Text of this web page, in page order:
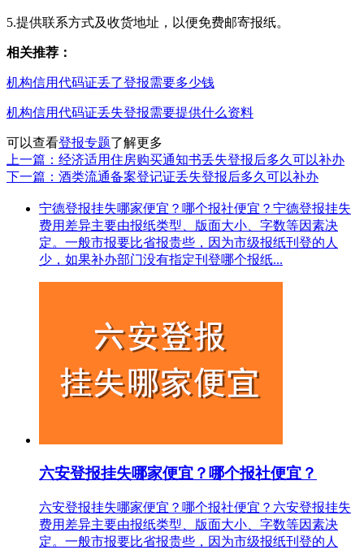
5.提供联系方式及收货地址，以便免费邮寄报纸。
相关推荐：
机构信用代码证丢了登报需要多少钱
机构信用代码证丢失登报需要提供什么资料
可以查看登报专题了解更多
上一篇：经济适用住房购买通知书丢失登报后多久可以补办
下一篇：酒类流通备案登记证丢失登报后多久可以补办
宁德登报挂失哪家便宜？哪个报社便宜？宁德登报挂失
费用差异主要由报纸类型、版面大小、字数等因素决
定。一般市报要比省报贵些，因为市级报纸刊登的人
少，如果补办部门没有指定刊登哪个报纸...
六安登报挂失哪家便宜？哪个报社便宜？
六安登报挂失哪家便宜？哪个报社便宜？六安登报挂失
费用差异主要由报纸类型、版面大小、字数等因素决
定。一般市报要比省报贵些，因为市级报纸刊登的人